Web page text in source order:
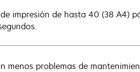
impresión de hasta 40 (38 A4)
menos problemas de